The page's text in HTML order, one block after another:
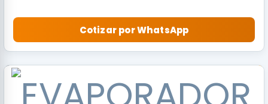
Cotizar por WhatsApp